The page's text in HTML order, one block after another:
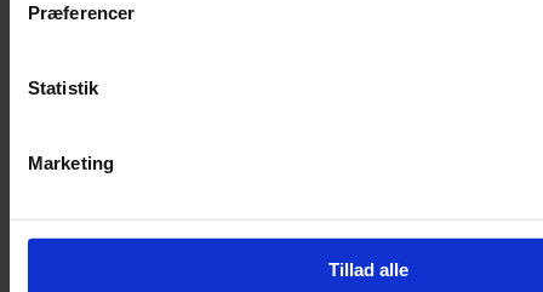
Præferencer
Statistik
Marketing
Tillad alle
Bark